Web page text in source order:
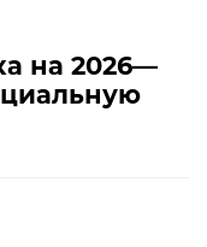
на 2026—